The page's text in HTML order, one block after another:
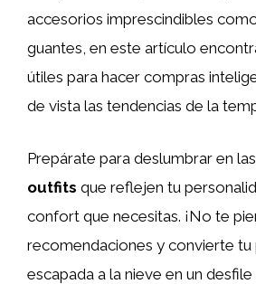
accesorios imprescindibles
guantes, en este artículo
útiles para hacer compras
de vista las tendencias de la
Prepárate para deslumbrar en
outfits que reflejen tu
confort que necesitas. ¡No te
recomendaciones y convierte tu
escapada a la nieve en un